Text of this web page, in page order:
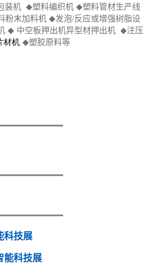
装机 ◆塑料编织机 ◆塑料管材生产线
粉末加料机 ◆发泡/反应或增强树脂设
◆ 中空板押出机异型材押出机 ◆注压
材机 ◆塑胶原料等
科技展
能科技展